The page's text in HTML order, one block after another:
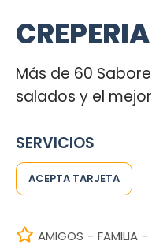
Más de 60
salados y el
SERVICIOS
ACEPTA TARJETA
AMIGOS - FAMILIA -